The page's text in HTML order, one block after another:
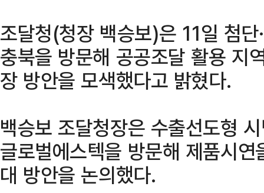
조달청(청장 백승보)은 11일 첨
충북을 방문해 공공조달 활용 지
장 방안을 모색했다고 밝혔다.
백승보 조달청장은 수출선도형
글로벌에스텍을 방문해 제품시
대 방안을 논의했다.